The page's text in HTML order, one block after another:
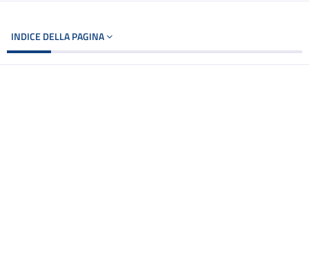
INDICE DELLA PAGINA